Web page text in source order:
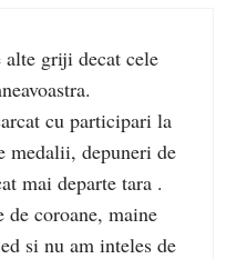
alte griji decat cele
cu participari la
medalii, depuneri de
mai departe tara .
de coroane, maine
si nu am inteles de